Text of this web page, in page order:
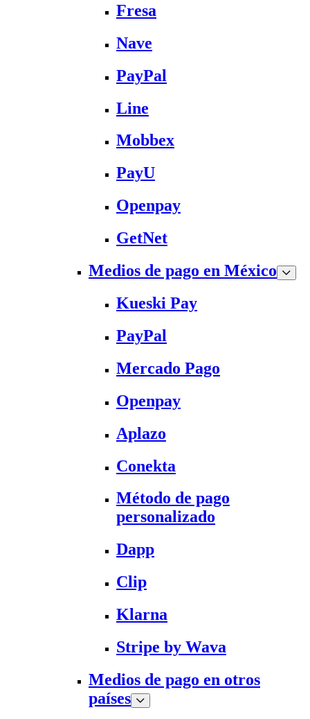
Fresa
Nave
PayPal
Line
Mobbex
PayU
Openpay
GetNet
Medios de pago en México
Kueski Pay
PayPal
Mercado Pago
Openpay
Aplazo
Conekta
Método de pago
personalizado
Dapp
Clip
Klarna
Stripe by Wava
Medios de pago en otros
países